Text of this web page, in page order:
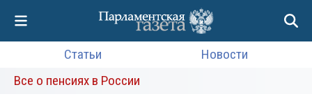
Статьи
Новости
Все о пенсиях в России